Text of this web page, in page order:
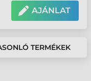
AJÁNLAT
TERMÉKEK